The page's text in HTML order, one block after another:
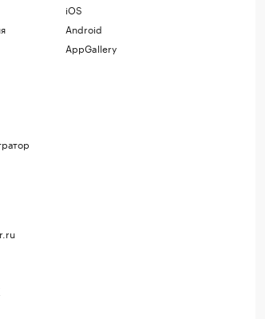
iOS
Android
AppGallery